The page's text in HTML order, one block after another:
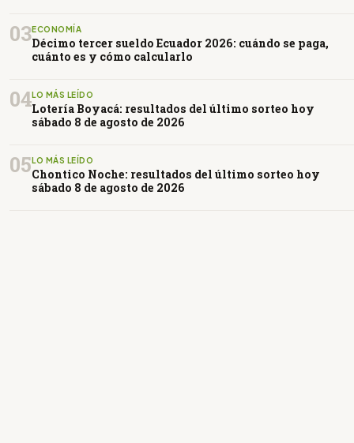
03ECONOMÍA
Décimo tercer sueldo Ecuador 2026: cuándo se paga,
cuánto es y cómo calcularlo
04LO MÁS LEÍDO
Lotería Boyacá: resultados del último sorteo hoy
sábado 8 de agosto de 2026
05 LO MÁS LEÍDO
Chontico Noche: resultados del último sorteo hoy
sábado 8 de agosto de 2026